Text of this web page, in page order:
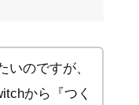
いのですが、
から『つく